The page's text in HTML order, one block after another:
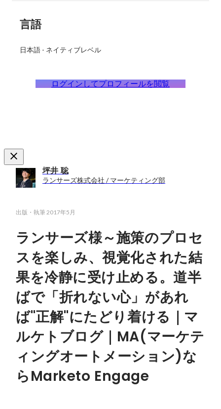
言語
日本語 - ネイティブレベル
ログインしてプロフィールを閲覧
坪井 聡
ランサーズ株式会社 / マーケティング部
出版・執筆2017年5月
ランサーズ様～施策のプロセ
スを楽しみ、視覚化された結
果を冷静に受け止める。道半
ばで「折れない心」があれ
ば"正解"にたどり着ける｜マ
ルケトブログ｜MA(マーケテ
ィングオートメーション)な
らMarketo Engage